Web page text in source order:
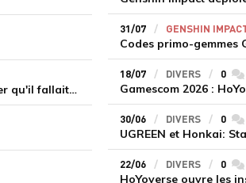
Wadi : « Si je n'ai pas ma place chez Karmine Corp en LEC, je dois aller bosser autre part et leur montrer qu'il fallait me prendre »
31/07 GENSHIN
18/07 DIVERS 0
30/06 DIVERS 0
22/06 DIVERS 0